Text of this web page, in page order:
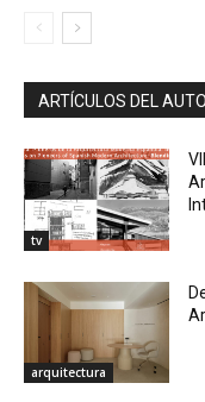
ARTÍCULOS DEL
tv
arquitectura